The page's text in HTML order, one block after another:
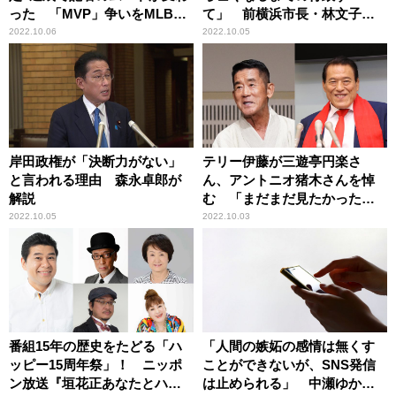
った 「MVP」争いをMLBジ
ャーナリストが解説
2022.10.06
て」 前横浜市長・林文子が
語る、市長の仕事の面白さ、
2022.10.05
岸田政権が「決断力がない」
と言われる理由 森永卓郎が
解説
2022.10.05
テリー伊藤が三遊亭円楽さ
ん、アントニオ猪木さんを悼
む 「まだまだ見たかった、
もったいない」
2022.10.03
番組15年の歴史をたどる「ハ
ッピー15周年祭」！ ニッポ
ン放送『垣花正あなたとハッ
「人間の嫉妬の感情は無くす
ことができないが、SNS発信
は止められる」 中瀬ゆか